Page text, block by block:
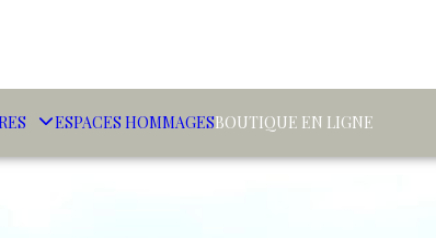
ESPACES HOMMAGESBOUTIQUE EN LIGNE